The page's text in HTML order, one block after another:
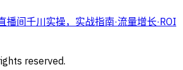
播间千川实操，实战指南·流量增长·ROI
reserved.